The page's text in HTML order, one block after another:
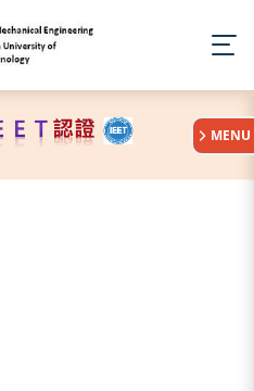
MENU